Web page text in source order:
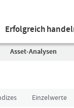
Erfolgreich
Asset-Analysen
Einzelwerte